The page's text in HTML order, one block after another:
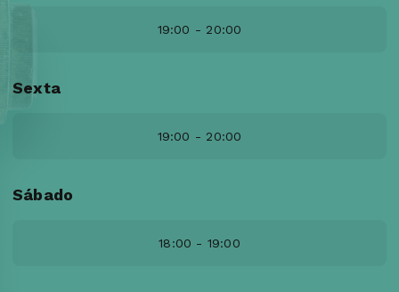
19:00 - 20:00
Sexta
19:00 - 20:00
Sábado
18:00 - 19:00